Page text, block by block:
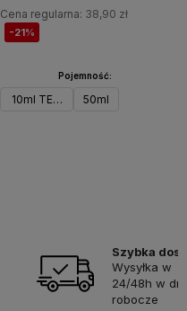
Cena regularna: 38,90 zł
-21%
Pojemność:
10ml TESTER 50ml
Szybka
Wysyłka w
24/48h w dni
robocze